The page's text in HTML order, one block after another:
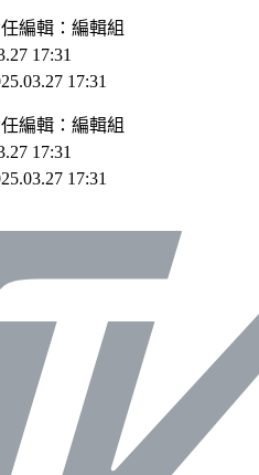
編輯：編輯組
17:31
17:31
編輯 ： 編輯組
17:31
17:31